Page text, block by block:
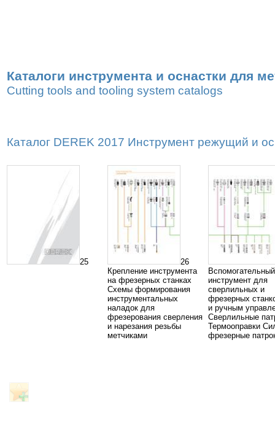
Каталоги инструмента и оснастки для
Cutting tools and tooling system catalogs
Каталог DEREK 2017 Инструмент режущий и
25
26
Крепление инструмента
на фрезерных станках
Схемы формирования
инструментальных
наладок для
фрезерования сверления
и нарезания резьбы
метчиками
Вспомогательный
инструмент для
сверлильных и
фрезерных
и ручным
Сверлильные
Термооправки
фрезерные